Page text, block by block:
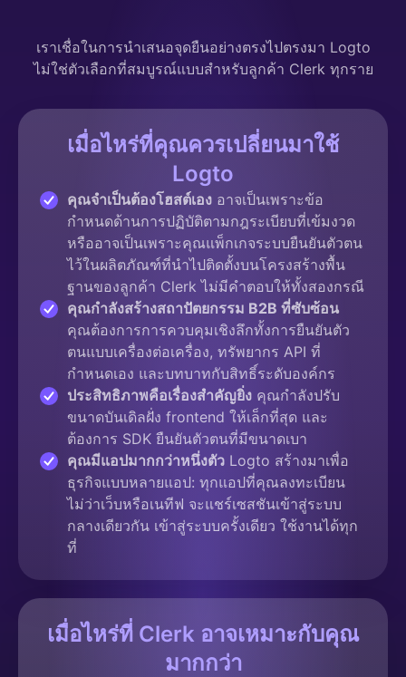
เราเชื่อในการนำเสนอจุดยืนอย่างตรงไปตรงมา Logto
ไม่ใช่ตัวเลือกที่สมบูรณ์แบบสำหรับลูกค้า Clerk ทุกราย
เมื่อไหร่ที่คุณควรเปลี่ยนมาใช้
Logto
คุณจำเป็นต้องโฮสต์เอง อาจเป็นเพราะข้อ
กำหนดด้านการปฏิบัติตามกฎระเบียบที่เข้มงวด
หรืออาจเป็นเพราะคุณแพ็กเกจระบบยืนยันตัวตน
ไว้ในผลิตภัณฑ์ที่นำไปติดตั้งบนโครงสร้างพื้น
ฐานของลูกค้า Clerk ไม่มีคำตอบให้ทั้งสองกรณี
คุณกำลังสร้างสถาปัตยกรรม B2B ที่ซับซ้อน
คุณต้องการการควบคุมเชิงลึกทั้งการยืนยันตัว
ตนแบบเครื่องต่อเครื่อง, ทรัพยากร API ที่
กำหนดเอง และบทบาทกับสิทธิ์ระดับองค์กร
ประสิทธิภาพคือเรื่องสำคัญยิ่ง คุณกำลังปรับ
ขนาดบันเดิลฝั่ง frontend ให้เล็กที่สุด และ
ต้องการ SDK ยืนยันตัวตนที่มีขนาดเบา
คุณมีแอปมากกว่าหนึ่งตัว Logto สร้างมาเพื่อ
ธุรกิจแบบหลายแอป: ทุกแอปที่คุณลงทะเบียน
ไม่ว่าเว็บหรือเนทีฟ จะแชร์เซสชันเข้าสู่ระบบ
กลางเดียวกัน เข้าสู่ระบบครั้งเดียว ใช้งานได้ทุก
ที่
เมื่อไหร่ที่ Clerk อาจเหมาะกับคุณ
มากกว่า